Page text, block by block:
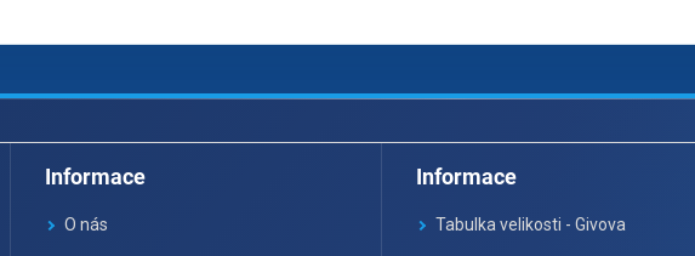
Informace
O nás
Informace
Tabulka velikosti - Givova